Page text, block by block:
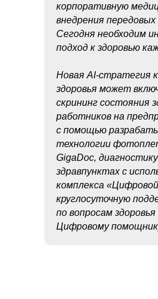
корпоративную
внедрения
Сегодня необходим
подход к здоровью
Новая AI-стратегия
здоровья может
скрининг состояния
работников на
с помощью
технологии
GigaDoc,
здравпунктах с
комплекса
круглосуточную
по вопросам
Цифровому